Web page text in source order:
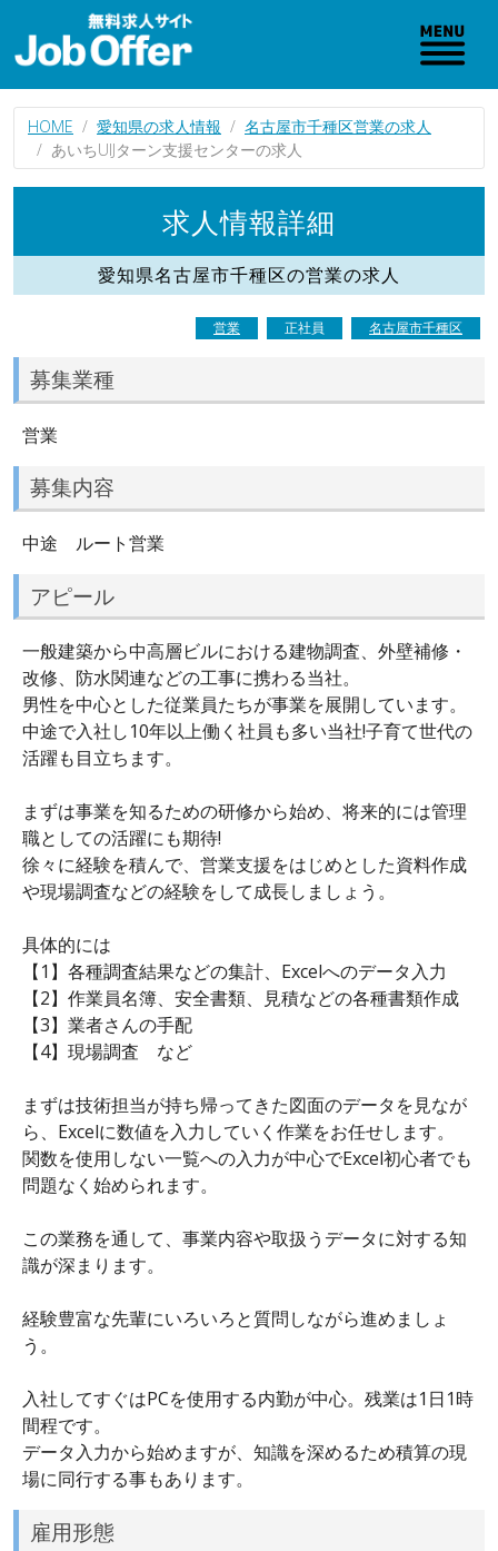
HOME 愛知県の求人情報
名古屋市千種区営業の求人
あいちUIJターン支援センターの求人
求人情報詳細
愛知県名古屋市千種区の営業の求人
営業 正社員 名古屋市千種区
募集業種
営業
募集内容
中途 ルート営業
アピール
一般建築から中高層ビルにおける建物調査、外壁補修・
改修、防水関連などの工事に携わる当社。
男性を中心とした従業員たちが事業を展開しています。
中途で入社し10年以上働く社員も多い当社!子育て世代の
活躍も目立ちます。
まずは事業を知るための研修から始め、将来的には管理
職としての活躍にも期待!
徐々に経験を積んで、営業支援をはじめとした資料作成
や現場調査などの経験をして成長しましょう。
具体的には
【1】各種調査結果などの集計、Excelへのデータ入力
【2】作業員名簿、安全書類、見積などの各種書類作成
【3】業者さんの手配
【4】現場調査 など
まずは技術担当が持ち帰ってきた図面のデータを見なが
ら、Excelに数値を入力していく作業をお任せします。
関数を使用しない一覧への入力が中心でExcel初心者でも
問題なく始められます。
この業務を通して、事業内容や取扱うデータに対する知
識が深まります。
経験豊富な先輩にいろいろと質問しながら進めましょ
う。
入社してすぐはPCを使用する内勤が中心。残業は1日1時
間程です。
データ入力から始めますが、知識を深めるため積算の現
場に同行する事もあります。
雇用形態